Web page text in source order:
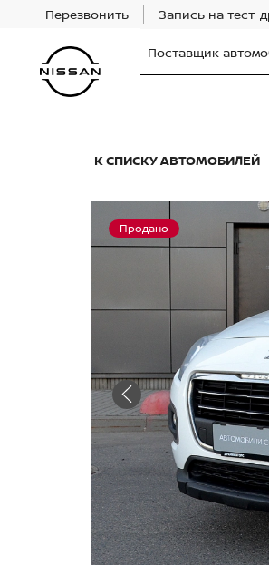
Перезвонить Запись на тест-
Поставщик
К СПИСКУ АВТОМОБИЛЕЙ
Продано